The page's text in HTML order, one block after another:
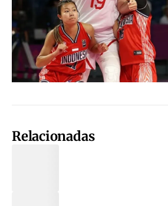
Relacionadas